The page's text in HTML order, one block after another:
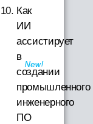
Как
ИИ
ассистирует
в
создании
промышленного
инженерного
ПО